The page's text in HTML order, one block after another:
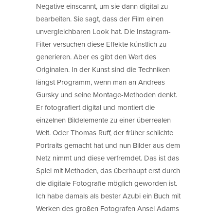
Negative einscannt, um sie dann digital zu
bearbeiten. Sie sagt, dass der Film einen
unvergleichbaren Look hat. Die Instagram-
Filter versuchen diese Effekte künstlich zu
generieren. Aber es gibt den Wert des
Originalen. In der Kunst sind die Techniken
längst Programm, wenn man an Andreas
Gursky und seine Montage-Methoden denkt.
Er fotografiert digital und montiert die
einzelnen Bildelemente zu einer überrealen
Welt. Oder Thomas Ruff, der früher schlichte
Portraits gemacht hat und nun Bilder aus dem
Netz nimmt und diese verfremdet. Das ist das
Spiel mit Methoden, das überhaupt erst durch
die digitale Fotografie möglich geworden ist.
Ich habe damals als bester Azubi ein Buch mit
Werken des großen Fotografen Ansel Adams